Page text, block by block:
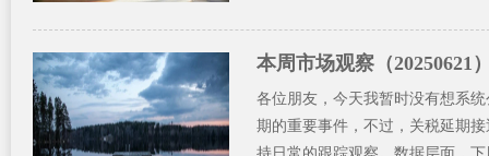
本周市场观察（20250621
各位朋友，今天我暂时没有想系
期的重要事件，不过，关税延期